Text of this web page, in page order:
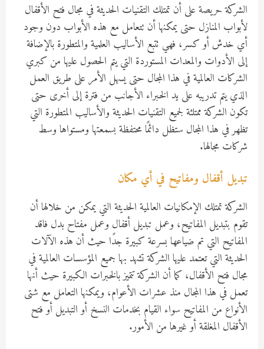
الشركة حريصة على أن تمتلك التقنيات الحديثة في مجال فتح الأقفال
لأبواب المنازل حتى يمكنها أن تتعامل مع هذه الأبواب دون وجود
أي خدش أو كسر، فهي تتبع الأساليب العلمية والمتطورة بالإضافة
إلى الأدوات والمعدات المستوردة التي يتم الحصول عليها من كبري
الشركات العالمية في هذا المجال حتى يسهل الأمر على طريق العمل
الذي يتم تدريبه على يد الخبراء الأجانب من فترة إلى أخرى حتى
تكون الشركة ممتلئة لجميع التقنيات الحديثة والأساليب المتطورة التي
تظهر في هذا المجال ستظل دائمًا محتفظة بسمعتها ومستواها وسط
شركات مجالها.
تبديل أقفال ومفاتيح في أي مكان
الشركة تمتلك الإمكانيات العالمية الحديثة التي يمكن من خلالها أن
تقوم بتبديل المفاتيح، وعمل تبديل أقفال وعمل مفتاح بدل فاقد
المفاتيح التي تم ضياعها بسرعة كبيرة جدًا حيث أن هذه الآلات
الحديثة التي تعتمد عليها الشركة تشهد بها جميع المؤسسات العالمية في
مجال فتح الأقفال، كما أن الشركة تتميز بالخبرات الكبيرة حيث أنها
تعمل في هذا المجال منذ عشرات الأعوام، ويمكنها التعامل مع شتى
الأنواع من المفاتيح سواء القيام بخدمات النسخ أو التبديل أو فتح
الأقفال المغلقة أو غيرها من الأمور.